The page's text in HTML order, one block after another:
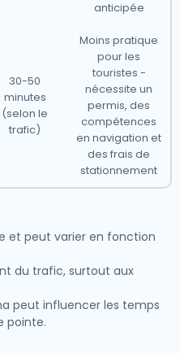
anticipée
30-50
minutes
(selon le
trafic)
Moins pratique
pour les
touristes -
nécessite un
permis, des
compétences
en navigation et
des frais de
stationnement
et peut varier en fonction
du trafic, surtout aux
peut influencer les temps
pointe.